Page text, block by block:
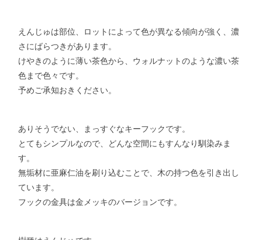
えんじゅは部位、ロットによって色が異なる傾向が強く、濃
さにばらつきがあります。
けやきのように薄い茶色から、ウォルナットのような濃い茶
色まで色々です。
予めご承知おきください。
ありそうでない、まっすぐなキーフックです。
とてもシンプルなので、どんな空間にもすんなり馴染みま
す。
無垢材に亜麻仁油を刷り込むことで、木の持つ色を引き出し
ています。
フックの金具は金メッキのバージョンです。